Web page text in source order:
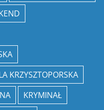
KRZYSZTOPORSKA
KRYMINAŁ